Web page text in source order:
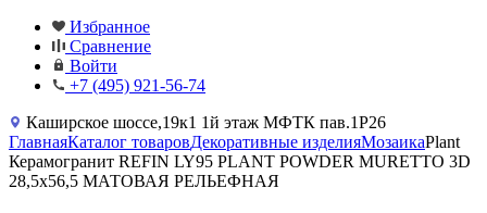
Избранное
Сравнение
Войти
+7 (495) 921-56-74
Каширское шоссе,19к1 1й этаж МФТК пав.1Р26
ГлавнаяКаталог товаровДекоративные изделияМозаикаPlant
Керамогранит REFIN LY95 PLANT POWDER MURETTO 3D
28,5x56,5 МАТОВАЯ РЕЛЬЕФНАЯ